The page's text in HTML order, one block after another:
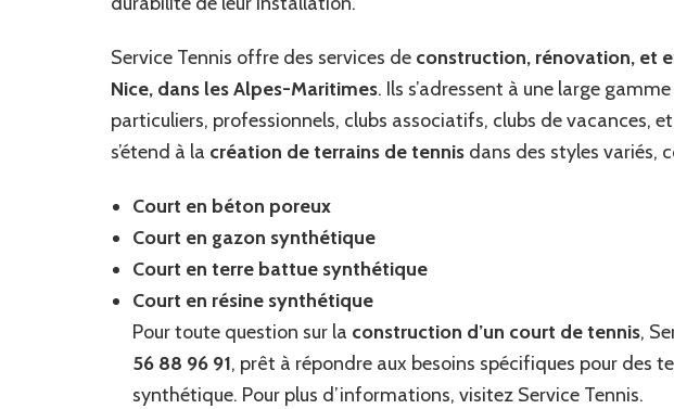
Service Tennis offre des services de construction, rénovation, et
Nice, dans les Alpes-Maritimes. Ils s’adressent à une large
particuliers, professionnels, clubs associatifs, clubs de vacances,
s’étend à la création de terrains de tennis dans des styles variés,
Court en béton poreux
Court en gazon synthétique
Court en terre battue synthétique
Court en résine synthétique
Pour toute question sur la construction d’un court de tennis,
56 88 96 91, prêt à répondre aux besoins spécifiques pour des
synthétique. Pour plus d’informations, visitez Service Tennis.